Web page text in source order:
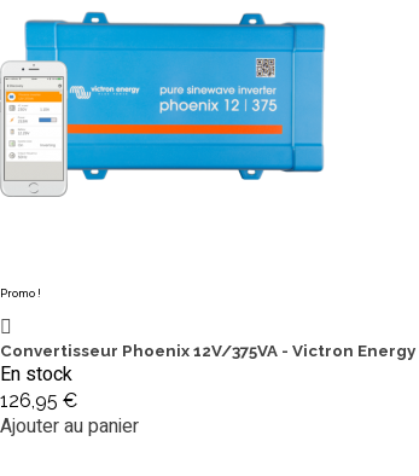
Promo !
Convertisseur Phoenix 12V/375VA - Victron Energy
En stock
126,95 €
Ajouter au panier